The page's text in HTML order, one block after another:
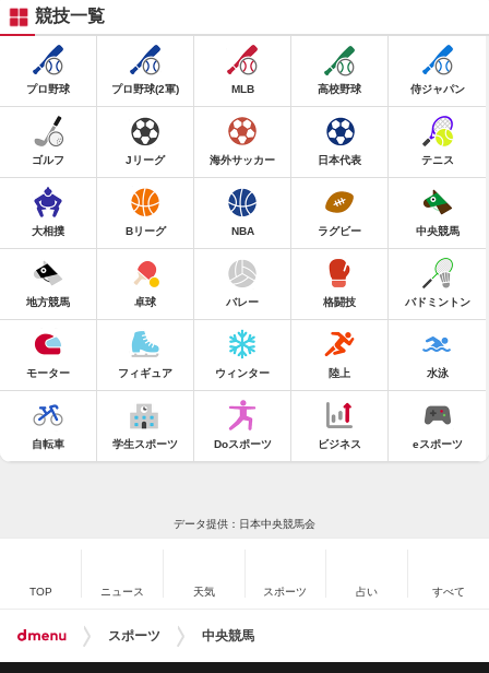
競技一覧
プロ野球 プロ野球(2軍) MLB 高校野球 侍ジャパン
ゴルフ Jリーグ 海外サッカー 日本代表 テニス
大相撲 Bリーグ NBA ラグビー 中央競馬
地方競馬 卓球 バレー 格闘技 バドミントン
モーター フィギュア ウィンター 陸上 水泳
自転車 学生スポーツ Doスポーツ ビジネス eスポーツ
データ提供：日本中央競馬会
TOP ニュース 天気 スポーツ 占い すべて
スポーツ 中央競馬